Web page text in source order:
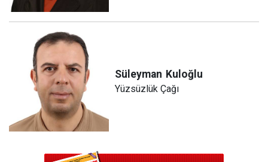
Süleyman Kuloğlu
Yüzsüzlük Çağı